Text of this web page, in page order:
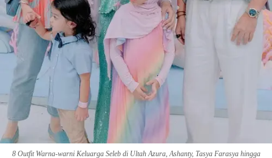
8 Outfit Warna-warni Keluarga Seleb di Ultah Azura, Ashanty, Tasya Farasya hingga